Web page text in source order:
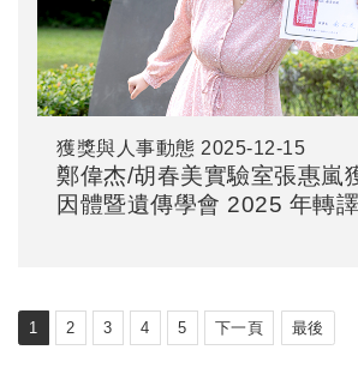
獲獎與人事動態 2025-12-15
鄭偉杰/胡春美實驗室張惠嵐
因體暨遺傳學會 2025 年轉
1 2 3 4 5 下一頁 最後